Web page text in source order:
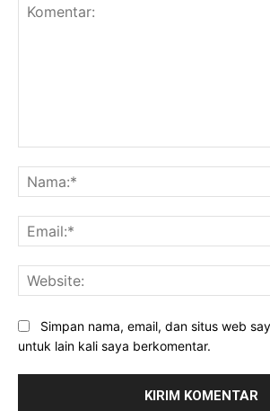
Simpan nama, email, dan situs web
untuk lain kali saya berkomentar.